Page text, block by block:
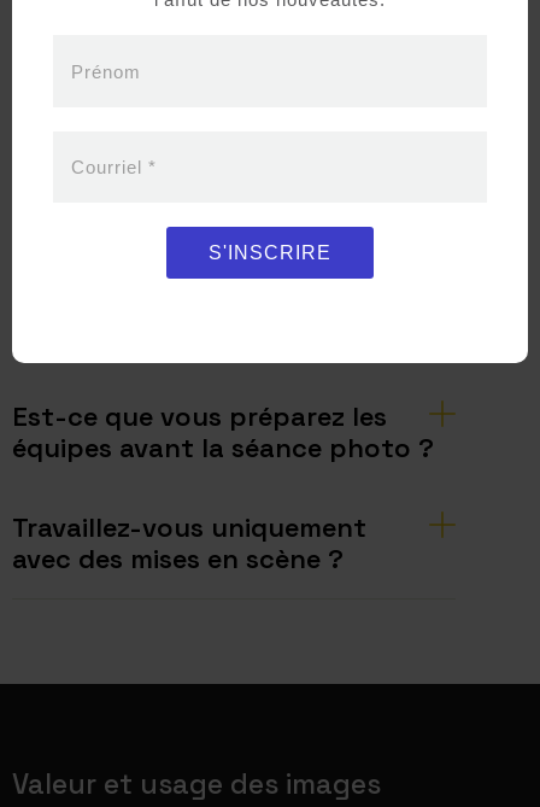
mandat type ?
et vos objectifs
Planification réaliste de la prise de vue
Livraison d’images prêtes à être utilisées
Est-ce que vous préparez les
équipes avant la séance photo ?
Travaillez-vous uniquement
avec des mises en scène ?
Valeur et usage des images
Prénom
Courriel *
S'INSCRIRE